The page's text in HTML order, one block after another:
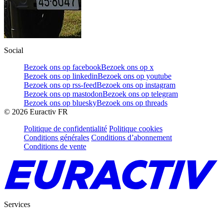
Social
Bezoek ons op facebookBezoek ons op x
Bezoek ons op linkedinBezoek ons op youtube
Bezoek ons op rss-feedBezoek ons op instagram
Bezoek ons op mastodonBezoek ons op telegram
Bezoek ons op blueskyBezoek ons op threads
© 2026 Euractiv FR
Politique de confidentialité Politique cookies
Conditions générales Conditions d’abonnement
Conditions de vente
Services